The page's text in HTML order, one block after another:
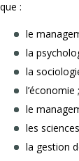
que :
le
la
la
l’économie ;
le
les
la gestion